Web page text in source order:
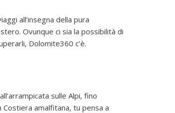
all’insegna della pura
Ovunque ci sia la possibilità di
Dolomite360 c’è.
sulle Alpi, fino
Costiera amalfitana, tu pensa a